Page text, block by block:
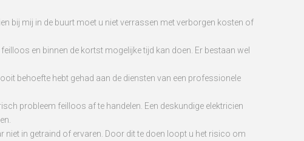
bij mij in de buurt moet u niet verrassen met verborgen kosten of
en binnen de kortst mogelijke tijd kan doen. Er bestaan wel
behoefte hebt gehad aan de diensten van een professionele
probleem feilloos af te handelen. Een deskundige elektricien
niet in getraind of ervaren. Door dit te doen loopt u het risico om